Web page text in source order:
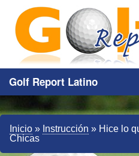
Golf Report Latino
Directorio
Noticias
Inicio » Instrucción » Hice lo
Chicas